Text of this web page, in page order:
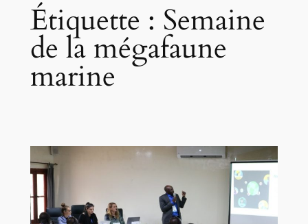
Étiquette : Semaine
de la mégafaune
marine